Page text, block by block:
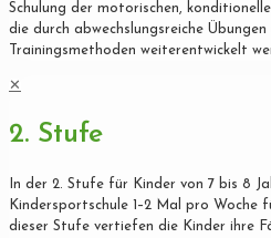
Schulung der motorischen,
die durch abwechslungsreiche
Trainingsmethoden weiterentwickelt
✕
2. Stufe
In der 2. Stufe für Kinder von 7 bis 8
Kindersportschule 1–2 Mal pro
dieser Stufe vertiefen die Kinder ihre